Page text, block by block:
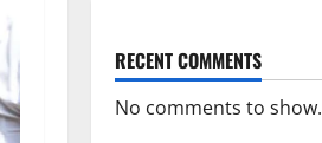
RECENT COMMENTS
No comments to show.